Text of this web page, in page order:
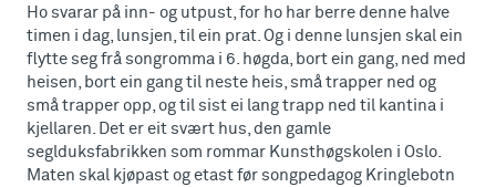
Ho svarar på inn- og utpust, for ho har berre denne halve
timen i dag, lunsjen, til ein prat. Og i denne lunsjen skal ein
flytte seg frå songromma i 6. høgda, bort ein gang, ned med
heisen, bort ein gang til neste heis, små trapper ned og
små trapper opp, og til sist ei lang trapp ned til kantina i
kjellaren. Det er eit svært hus, den gamle
seglduksfabrikken som rommar Kunsthøgskolen i Oslo.
Maten skal kjøpast og etast før songpedagog Kringlebotn